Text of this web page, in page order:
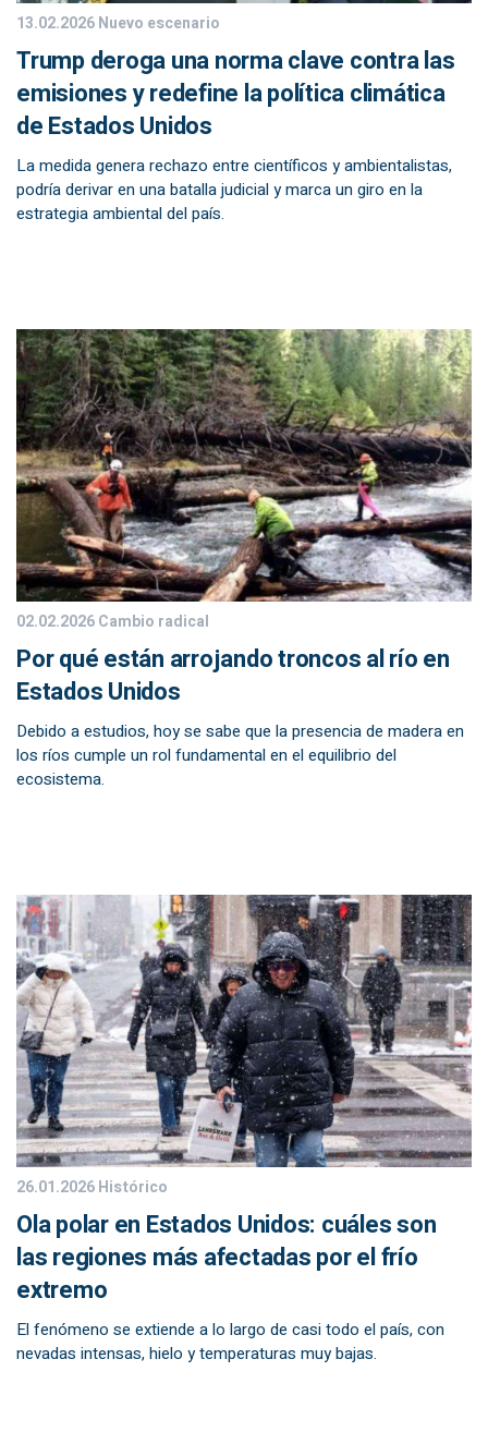
13.02.2026Nuevo escenario
Trump deroga una norma clave contra las
emisiones y redefine la política climática
de Estados Unidos
La medida genera rechazo entre científicos y ambientalistas,
podría derivar en una batalla judicial y marca un giro en la
estrategia ambiental del país.
02.02.2026Cambio radical
Por qué están arrojando troncos al río en
Estados Unidos
Debido a estudios, hoy se sabe que la presencia de madera en
los ríos cumple un rol fundamental en el equilibrio del
ecosistema.
26.01.2026Histórico
Ola polar en Estados Unidos: cuáles son
las regiones más afectadas por el frío
extremo
El fenómeno se extiende a lo largo de casi todo el país, con
nevadas intensas, hielo y temperaturas muy bajas.